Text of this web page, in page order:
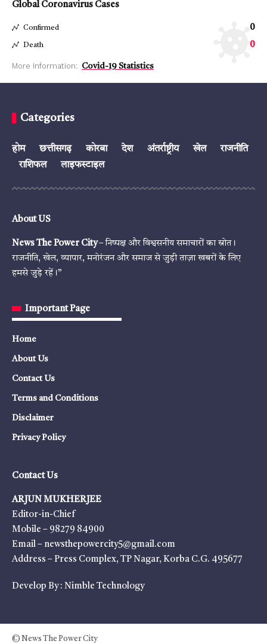
Global Coronavirus Cases
Confirmed 0
Death 0
More Information: Covid-19 Statistics
Categories
होम छत्तीसगढ़ कोरबा देश अंतर्राष्ट्रीय खेल
राजनीति
राशिफल
लाइफस्टाइल
About US
News The Power City– निष्पक्ष और विश्वसनीय समाचारों का स्रोत।
राजनीति, खेल, व्यापार, मनोरंजन और समाज से जुड़ी ताज़ा खबरों के लिए
हमसे जुड़े रहें।”
Important Page
Home
About Us
Contact Us
Terms and Conditions
Disclaimer
Privacy Policy
Contact Us
ARJUN MUKHERJEE
Editor-in-Chief
Mobile – 98279 84900
Email – newsthepowercity5@gmail.com
Address – Press Complex, TP Nagar, Korba C.G. 495677
Develop By : Nimble Technology
© News The Power City